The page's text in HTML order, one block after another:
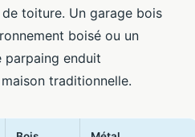
toiture. Un garage bois
boisé ou un
parpaing enduit
traditionnelle.